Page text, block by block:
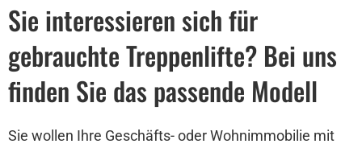
Sie interessieren sich für
gebrauchte Treppenlifte? Bei uns
finden Sie das passende Modell
Sie wollen Ihre Geschäfts- oder Wohnimmobilie mit